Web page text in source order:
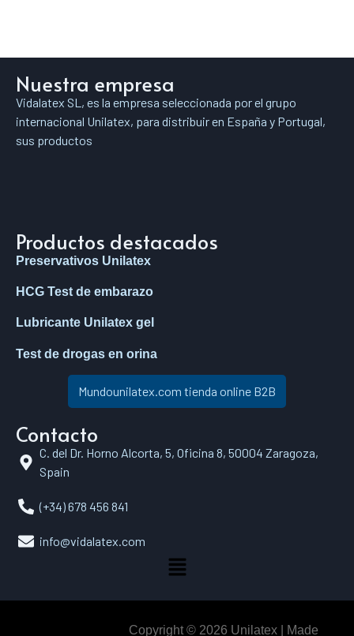
Nuestra empresa
Vidalatex SL, es la empresa seleccionada por el grupo
internacional Unilatex, para distribuir en España y Portugal,
sus productos
Productos destacados
Preservativos Unilatex
HCG Test de embarazo
Lubricante Unilatex gel
Test de drogas en orina
Mundounilatex.com tienda online B2B
Contacto
C. del Dr. Horno Alcorta, 5, Oficina 8, 50004 Zaragoza,
Spain
(+34) 678 456 841
info@vidalatex.com
Copyright © 2026 Unilatex | Made